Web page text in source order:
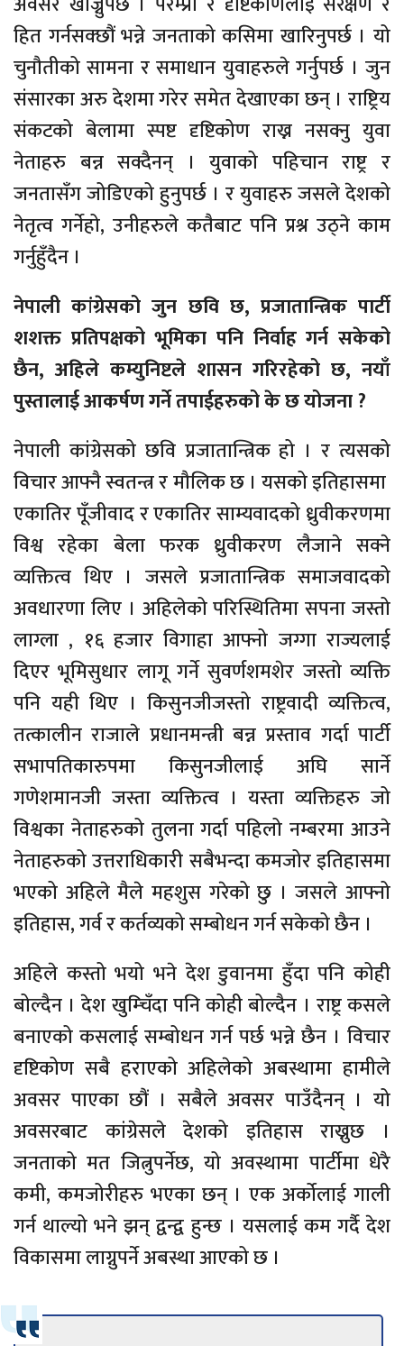
हित गर्नसक्छौं भन्ने जनताको कसिमा खारिनुपर्छ । यो
चुनौतीको सामना र समाधान युवाहरुले गर्नुपर्छ । जुन
संसारका अरु देशमा गरेर समेत देखाएका छन् । राष्ट्रिय
संकटको बेलामा स्पष्ट दृष्टिकोण राख्न नसक्नु युवा
नेताहरु बन्न सक्दैनन् । युवाको पहिचान राष्ट्र र
जनतासँग जोडिएको हुनुपर्छ । र युवाहरु जसले देशको
नेतृत्व गर्नेहो, उनीहरुले कतैबाट पनि प्रश्न उठ्ने काम
गर्नुहुँदैन ।
नेपाली कांग्रेसको जुन छवि छ, प्रजातान्त्रिक पार्टी
शशक्त प्रतिपक्षको भूमिका पनि निर्वाह गर्न सकेको
छैन, अहिले कम्युनिष्टले शासन गरिरहेको छ, नयाँ
पुस्तालाई आकर्षण गर्ने तपाईहरुको के छ योजना ?
नेपाली कांग्रेसको छवि प्रजातान्त्रिक हो । र त्यसको
विचार आफ्नै स्वतन्त्र र मौलिक छ । यसको इतिहासमा
एकातिर पूँजीवाद र एकातिर साम्यवादको ध्रुवीकरणमा
विश्व रहेका बेला फरक ध्रुवीकरण लैजाने सक्ने
व्यक्तित्व थिए । जसले प्रजातान्त्रिक समाजवादको
अवधारणा लिए । अहिलेको परिस्थितिमा सपना जस्तो
लाग्ला , १६ हजार विगाहा आफ्नो जग्गा राज्यलाई
दिएर भूमिसुधार लागू गर्ने सुवर्णशमशेर जस्तो व्यक्ति
पनि यही थिए । किसुनजीजस्तो राष्ट्रवादी व्यक्तित्व,
तत्कालीन राजाले प्रधानमन्त्री बन्न प्रस्ताव गर्दा पार्टी
सभापतिकारुपमा किसुनजीलाई अघि सार्ने
गणेशमानजी जस्ता व्यक्तित्व । यस्ता व्यक्तिहरु जो
विश्वका नेताहरुको तुलना गर्दा पहिलो नम्बरमा आउने
नेताहरुको उत्तराधिकारी सबैभन्दा कमजोर इतिहासमा
भएको अहिले मैले महशुस गरेको छु । जसले आफ्नो
इतिहास, गर्व र कर्तव्यको सम्बोधन गर्न सकेको छैन ।
अहिले कस्तो भयो भने देश डुवानमा हुँदा पनि कोही
बोल्दैन । देश खुम्चिँदा पनि कोही बोल्दैन । राष्ट्र कसले
बनाएको कसलाई सम्बोधन गर्न पर्छ भन्ने छैन । विचार
दृष्टिकोण सबै हराएको अहिलेको अबस्थामा हामीले
अवसर पाएका छौं । सबैले अवसर पाउँदैनन् । यो
अवसरबाट कांग्रेसले देशको इतिहास राख्नुछ ।
जनताको मत जित्नुपर्नेछ, यो अवस्थामा पार्टीमा धेरै
कमी, कमजोरीहरु भएका छन् । एक अर्कोलाई गाली
गर्न थाल्यो भने झन् द्वन्द्व हुन्छ । यसलाई कम गर्दै देश
विकासमा लाग्नुपर्ने अबस्था आएको छ ।